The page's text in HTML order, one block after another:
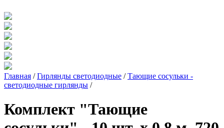
Главная / Гирлянды светодиодные / Тающие сосульки -
светодиодные гирлянды /
Комплект "Тающие